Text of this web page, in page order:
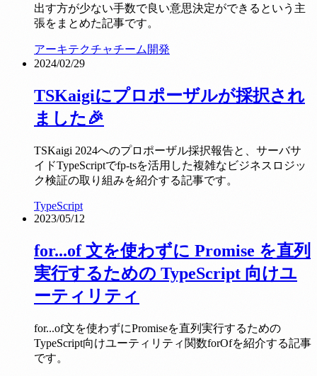
出す方が少ない手数で良い意思決定ができるという主
張をまとめた記事です。
アーキテクチャチーム開発
2024/02/29
TSKaigiにプロポーザルが採択され
ました🎉
TSKaigi 2024へのプロポーザル採択報告と、サーバサ
イドTypeScriptでfp-tsを活用した複雑なビジネスロジッ
ク検証の取り組みを紹介する記事です。
TypeScript
2023/05/12
for...of 文を使わずに Promise を直列
実行するための TypeScript 向けユ
ーティリティ
for...of文を使わずにPromiseを直列実行するための
TypeScript向けユーティリティ関数forOfを紹介する記事
です。